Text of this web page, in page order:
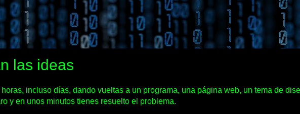
las ideas
incluso días, dando vueltas a un programa, una página web, un tema de
y en unos minutos tienes resuelto el problema.